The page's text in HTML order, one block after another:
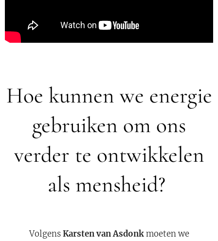
Hoe kunnen we energie
gebruiken om ons
verder te ontwikkelen
als mensheid?
VolgensKarsten van Asdonkmoeten we